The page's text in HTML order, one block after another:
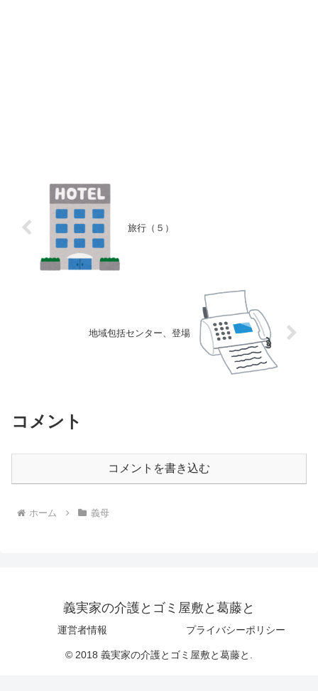
旅行（５）
地域包括センター、登場
コメント
コメントを書き込む
ホーム 義母
義実家の介護とゴミ屋敷と葛藤と
運営者情報 プライバシーポリシー
© 2018 義実家の介護とゴミ屋敷と葛藤と.